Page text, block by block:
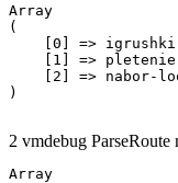
Array
(
    [0] => igrushki
[1] =>
[2] => nabor-
2 vmdebug
Array